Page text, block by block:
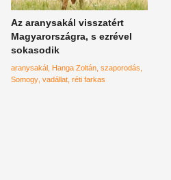
Az aranysakál visszatért
Magyarországra, s ezrével
sokasodik
aranysakál Hanga Zoltán szaporodás
Somogy vadállat réti farkas